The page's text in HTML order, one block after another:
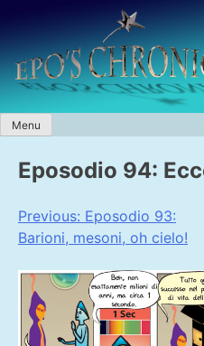
content
Menu
Eposodio 94:
Navigazione
articoli
Previous: Eposodio 93:
Barioni, mesoni, oh cielo!